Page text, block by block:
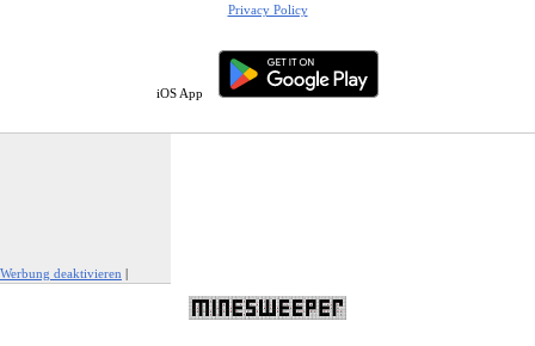
Privacy Policy
iOS App
Werbung deaktivieren |